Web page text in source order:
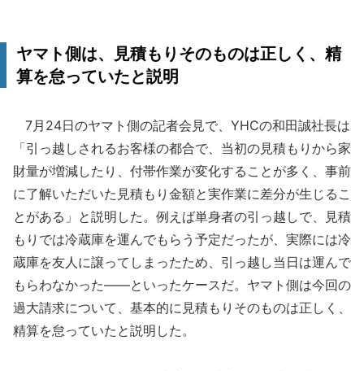
ヤマト側は、見積もりそのものは正しく、精
算を怠っていたと説明
7月24日のヤマト側の記者会見で、YHCの和田誠社長は
「引っ越しされるお客様の都合で、当初の見積もりから家
財量が増減したり、付帯作業が変化することが多く、事前
に了解いただいた見積もり金額と実作業に差分が生じるこ
とがある」と説明した。例えば単身者の引っ越しで、見積
もりでは冷蔵庫を運んでもらう予定だったが、実際には冷
蔵庫を友人に譲ってしまったため、引っ越し当日は運んで
もらわなかった――といったケースだ。ヤマト側は今回の
過大請求について、基本的に見積もりそのものは正しく、
精算を怠っていたと説明した。